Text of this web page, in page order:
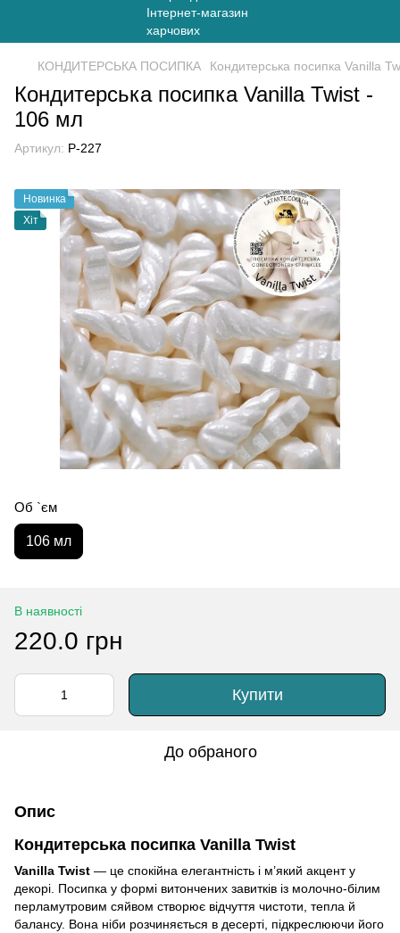
КОНДИТЕРСЬКА ПОСИПКА Кондитерська посипка Vanilla
Кондитерська посипка Vanilla Twist -
106 мл
Артикул: P-227
Новинка
Хіт
Об `єм
106 мл
В наявності
220.0 грн
Купити
До обраного
Опис
Кондитерська посипка Vanilla Twist
Vanilla Twist — це спокійна елегантність і м’який акцент у
декорі. Посипка у формі витончених завитків із молочно-білим
перламутровим сяйвом створює відчуття чистоти, тепла й
балансу. Вона ніби розчиняється в десерті, підкреслюючи його